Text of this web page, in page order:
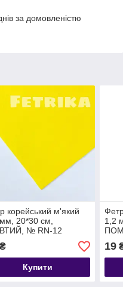
за домовленістю
корейський м'який
20*30 см,
№ RN-12
Купити
1,2
08
19